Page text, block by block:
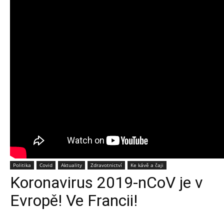
Politika Covid Aktuality Zdravotnictví Ke kávě a čaji
Koronavirus 2019-nCoV je v
Evropě! Ve Francii!